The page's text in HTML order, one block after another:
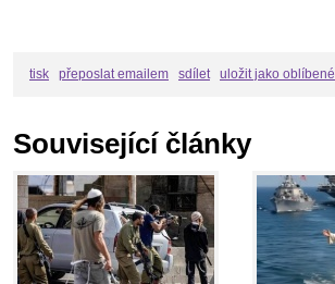
tisk přeposlat emailem sdílet uložit jako oblíbené
Související články